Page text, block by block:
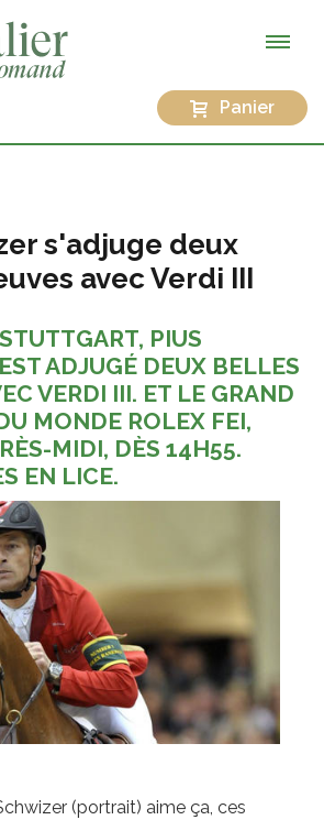
Panier
s'adjuge deux
avec Verdi III
PIUS
ADJUGÉ DEUX BELLES
VERDI III. ET LE GRAND
MONDE ROLEX FEI,
MIDI, DÈS 14H55.
EN LICE.
(portrait) aime ça, ces